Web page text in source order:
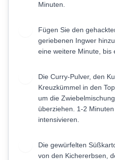
Minuten.
Fügen Sie den
geriebenen Ingwer
eine weitere Minute, bis
Die Curry-Pulver, den
Kreuzkümmel in den
um die
überziehen. 1-2
intensivieren.
Die gewürfelten
von den Kichererbsen,